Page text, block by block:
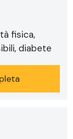
fisica,
diabete